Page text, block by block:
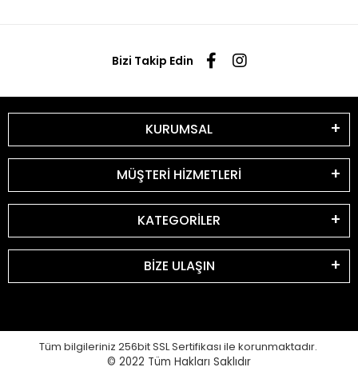
Bizi Takip Edin
KURUMSAL
MÜŞTERİ HİZMETLERİ
KATEGORİLER
BİZE ULAŞIN
Tüm bilgileriniz 256bit SSL Sertifikası ile korunmaktadır.
© 2022 Tüm Hakları Saklıdır